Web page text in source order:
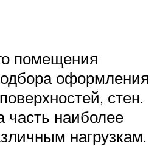
помещения
оформления
стен.
часть наиболее
нагрузкам.